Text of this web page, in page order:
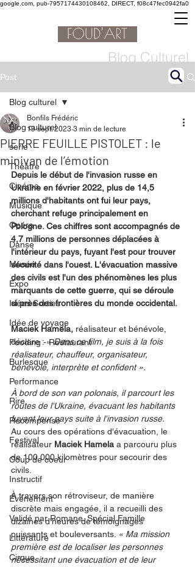
google.com, pub-7957174430108462, DIRECT, f08c47fec0942fa0
Blog Culturel
Post
Blog culturel
serie
Théâtre
Cinéma
Musique
Opéra
Danse
Musée
Expo
Idées Sorties
Idée de voyage
Fooding - Restaurant
Burlesque
Performance
Rire
Récompense
Festival
Coup de coeur
Instructif
Événement
Validé par Romane. Spécial Famille
Littérature
Cirque
Blog culturel
PIERRE FEUILLE PISTOLET : le
minivan de l’émotion
Bonfils Frédéric
19 sept. 2023 3 min de lecture
Depuis le début de l'invasion russe en
Ukraine en février 2022, plus de 14,5
millions d'habitants ont fui leur pays,
cherchant refuge principalement en
Pologne. Ces chiffres sont accompagnés de
4,7 millions de personnes déplacées à
l'intérieur du pays, fuyant l'est pour trouver
sécurité dans l'ouest. L'évacuation massive
des civils est l'un des phénomènes les plus
marquants de cette guerre, qui se déroule
si près des frontières du monde occidental.
Maciek Hamela, réalisateur et bénévole,
déclare : « Dans ce film, je suis à la fois
réalisateur, chauffeur, organisateur,
bénévole, interprète et confident ».
À bord de son van polonais, il parcourt les
routes de l'Ukraine, évacuant les habitants
fuyant leur pays suite à l'invasion russe.
Au cours des opérations d'évacuation, le
réalisateur Maciek Hamela a parcouru plus
de 100 000 kilomètres pour secourir des
civils.
À travers son rétroviseur, de manière
discrète mais engagée, il a recueilli des
dizaines d'heures de témoignages
puissants et bouleversants. « Ma mission
première est de localiser les personnes
nécessitant une évacuation et de leur